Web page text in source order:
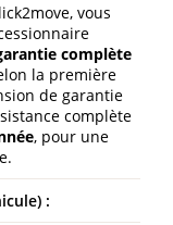
vous
complète
la première
de garantie
complète
, pour une
: